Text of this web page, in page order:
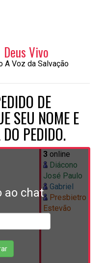
Deus Vivo
A Voz da Salvação
DE
SEU NOME E
PEDIDO.
ao chat
3 online
Diácono
José Paulo
Gabriel
Presbietro
Estevão